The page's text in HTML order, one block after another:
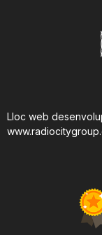
Lloc web